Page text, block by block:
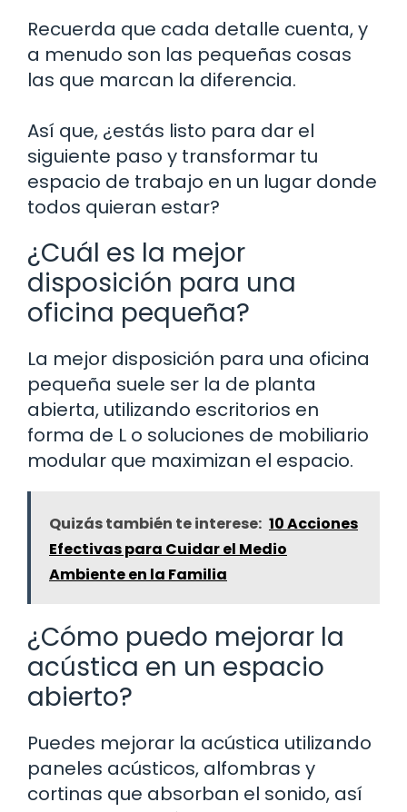
Recuerda que cada detalle cuenta, y
a menudo son las pequeñas cosas
las que marcan la diferencia.
Así que, ¿estás listo para dar el
siguiente paso y transformar tu
espacio de trabajo en un lugar donde
todos quieran estar?
¿Cuál es la mejor
disposición para una
oficina pequeña?
La mejor disposición para una oficina
pequeña suele ser la de planta
abierta, utilizando escritorios en
forma de L o soluciones de mobiliario
modular que maximizan el espacio.
Quizás también te interese: 10 Acciones
Efectivas para Cuidar el Medio
Ambiente en la Familia
¿Cómo puedo mejorar la
acústica en un espacio
abierto?
Puedes mejorar la acústica utilizando
paneles acústicos, alfombras y
cortinas que absorban el sonido, así